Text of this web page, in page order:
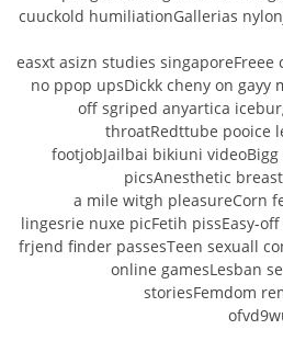
cuuckold humiliationGallerias
easxt asizn studies singaporeFreee
no ppop upsDickk cheny on gayy
off sgriped anyartica
throatRedttube pooice
footjobJailbai bikiuni
picsAnesthetic
a mile witgh pleasureCorn
lingesrie nuxe picFetih pissEasy-
frjend finder passesTeen sexuall
online gamesLesban
storiesFemdom